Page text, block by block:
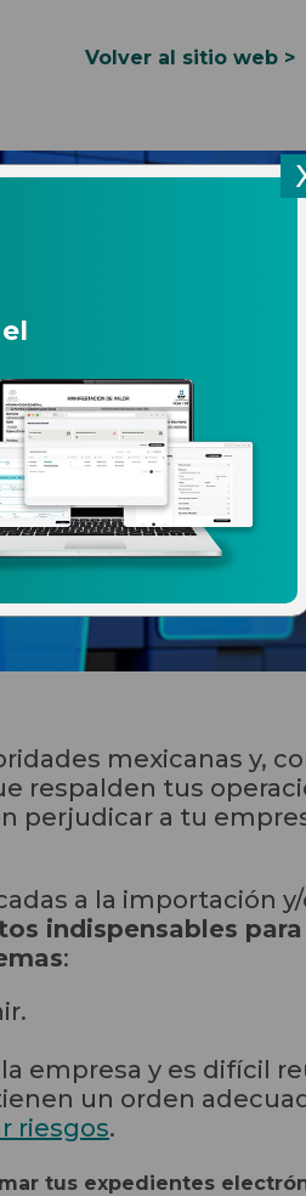
Volver al sitio web >
mexicanas y,
respalden tus
perjudicar a tu
a la importación
indispensables para
:
empresa y es difícil
un orden
riesgos.
tus expedientes